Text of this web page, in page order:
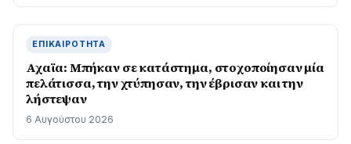
ΕΠΙΚΑΙΡΌΤΗΤΑ
Αχαϊα: Μπήκαν σε κατάστημα, στοχοποίησαν μία
πελάτισσα, την χτύπησαν, την έβρισαν και την
λήστεψαν
6 Αυγούστου 2026